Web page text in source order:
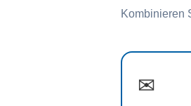
Kombinieren
✉